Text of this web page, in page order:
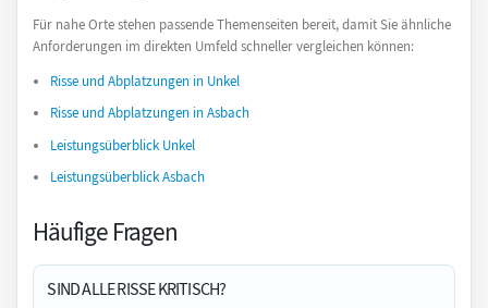
Für nahe Orte stehen passende Themenseiten bereit, damit Sie ähnliche
Anforderungen im direkten Umfeld schneller vergleichen können:
Risse und Abplatzungen in Unkel
Risse und Abplatzungen in Asbach
Leistungsüberblick Unkel
Leistungsüberblick Asbach
Häufige Fragen
SIND ALLE RISSE KRITISCH?